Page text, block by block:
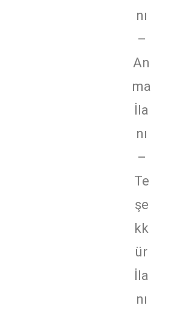
nı
–
An
ma
İla
nı
–
Te
şe
kk
ür
İla
nı